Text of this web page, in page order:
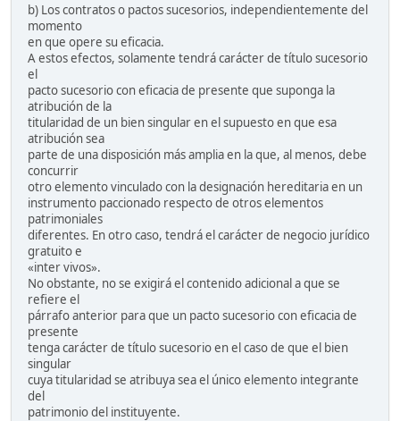
b) Los contratos o pactos sucesorios, independientemente del
momento
en que opere su eficacia.
A estos efectos, solamente tendrá carácter de título sucesorio
el
pacto sucesorio con eficacia de presente que suponga la
atribución de la
titularidad de un bien singular en el supuesto en que esa
atribución sea
parte de una disposición más amplia en la que, al menos, debe
concurrir
otro elemento vinculado con la designación hereditaria en un
instrumento paccionado respecto de otros elementos
patrimoniales
diferentes. En otro caso, tendrá el carácter de negocio jurídico
gratuito e
«inter vivos».
No obstante, no se exigirá el contenido adicional a que se
refiere el
párrafo anterior para que un pacto sucesorio con eficacia de
presente
tenga carácter de título sucesorio en el caso de que el bien
singular
cuya titularidad se atribuya sea el único elemento integrante
del
patrimonio del instituyente.